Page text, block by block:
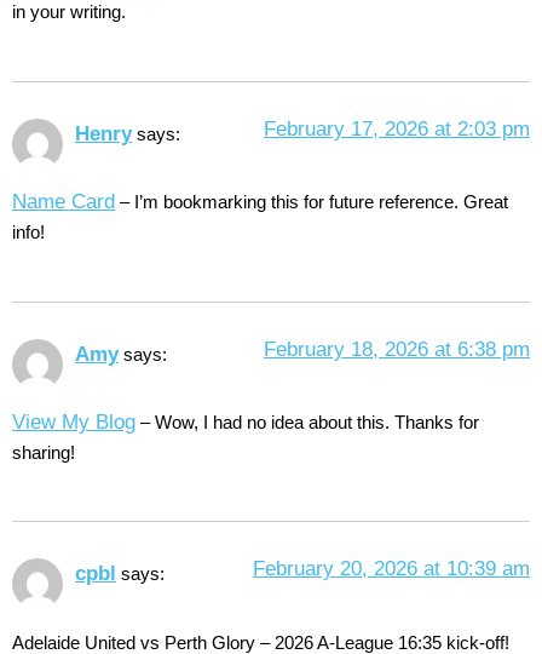
in your writing.
Henry says: February 17, 2026 at 2:03 pm
Name Card – I’m bookmarking this for future reference. Great
info!
Amy says: February 18, 2026 at 6:38 pm
View My Blog – Wow, I had no idea about this. Thanks for
sharing!
cpbl says: February 20, 2026 at 10:39 am
Adelaide United vs Perth Glory – 2026 A-League 16:35 kick-off!